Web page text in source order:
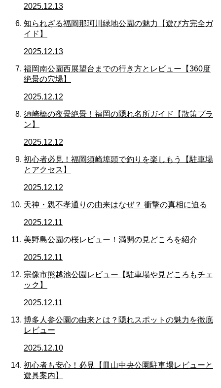
2025.12.13
知られざる福岡那珂川緑地公園の魅力【遊び方完全ガ
イド】
2025.12.13
福岡南公園西展望台までの行き方とレビュー【360度
絶景の穴場】
2025.12.12
須崎橋の夜景絶景！福岡の隠れ名所ガイド【散策プラ
ン】
2025.12.12
初心者必見！福岡須崎埠頭で釣りを楽しもう【駐車場
とアクセス】
2025.12.12
天神・親不孝通りの由来はなぜ？ 衝撃の真相に迫る
2025.12.11
美野島公園の桜レビュー！満開の見どころを紹介
2025.12.11
宗像市熊越池公園レビュー【駐車場や見どころもチェ
ック】
2025.12.11
博多人参公園の由来とは？隠れスポットの魅力を徹底
レビュー
2025.12.10
初心者も安心！必見【皿山中央公園駐車場レビューと
遊具案内】